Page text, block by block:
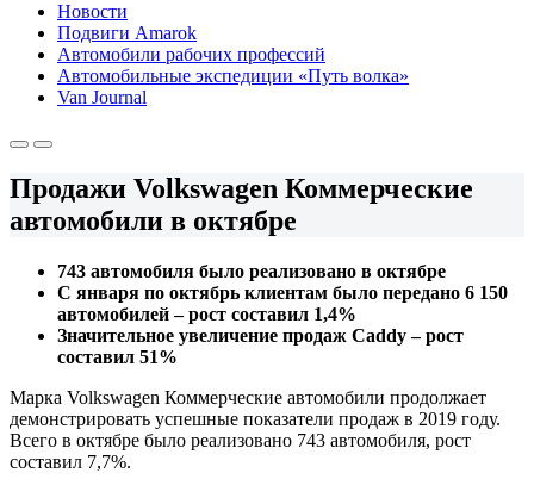
Новости
Подвиги Amarok
Автомобили рабочих профессий
Автомобильные экспедиции «Путь волка»
Van Journal
Продажи Volkswagen Коммерческие
автомобили в октябре
743 автомобиля было реализовано в октябре
С января по октябрь клиентам было передано 6 150
автомобилей – рост составил 1,4%
Значительное увеличение продаж Caddy – рост
составил 51%
Марка Volkswagen Коммерческие автомобили продолжает
демонстрировать успешные показатели продаж в 2019 году.
Всего в октябре было реализовано 743 автомобиля, рост
составил 7,7%.